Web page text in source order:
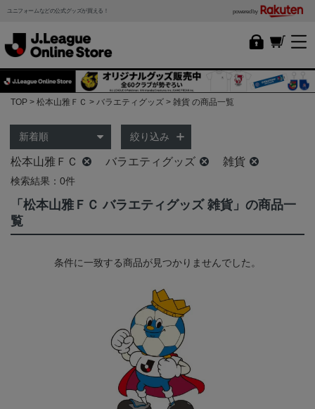
ユニフォームなどの公式グッズが買える！ powered by
TOP 松本山雅ＦＣ バラエティグッズ 雑貨 の商品一覧
絞り込み
松本山雅ＦＣ バラエティグッズ 雑貨
検索結果：0件
「松本山雅ＦＣ バラエティグッズ 雑貨」の商品一
覧
条件に一致する商品が見つかりませんでした。